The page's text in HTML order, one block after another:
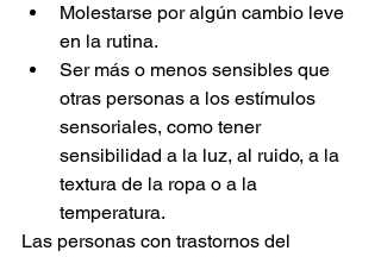
Molestarse por algún cambio leve
en la rutina.
Ser más o menos sensibles que
otras personas a los estímulos
sensoriales, como tener
sensibilidad a la luz, al ruido, a la
textura de la ropa o a la
temperatura.
Las personas con trastornos del